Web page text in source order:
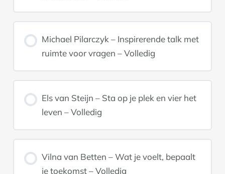
Michael Pilarczyk – Inspirerende talk met
ruimte voor vragen – Volledig
Els van Steijn – Sta op je plek en vier het
leven – Volledig
Vilna van Betten – Wat je voelt, bepaalt
je toekomst – Volledig